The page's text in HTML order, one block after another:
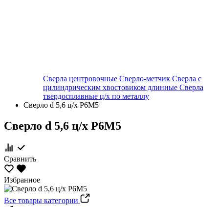
Сверла центровочные Сверло-метчик Сверла с
цилиндрическим хвостовиком длинные Сверла
твердосплавные ц/х по металлу
Сверло d 5,6 ц/х Р6М5
Сверло d 5,6 ц/х Р6М5
Сравнить
Избранное
Все товары категории